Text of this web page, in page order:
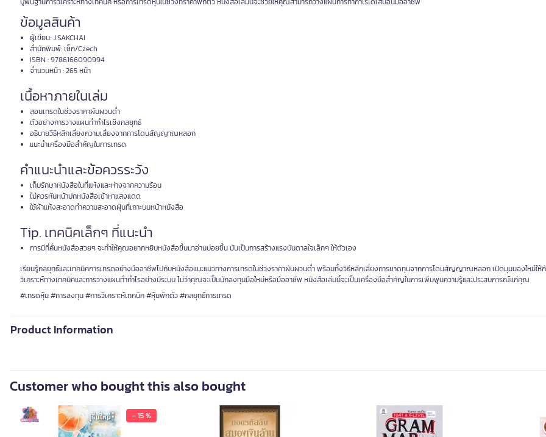
ข้อมูลสินค้า
ผู้เขียน: J.SAKCHAI
สำนักพิมพ์: เช็ก/Czech
ISBN : 9786166090994
จำนวนหน้า : 265 หน้า
เนื้อหาภายในเล่ม
สอนเทรดในช่วงราคาผันผวนต่ำ
ตัวอย่างการวางแผนทำกำไรเชิงกลยุทธ์
อธิบายวิธีหลีกเลี่ยงความเสี่ยงจากการโดนสัญญาณหลอก
แนะนำเครื่องมือสำคัญในการเทรด
คำแนะนำและข้อควรระวัง
เก็บรักษาหนังสือในที่แห้งและห่างจากความร้อน
ไม่ควรหันหน้าปกหนังสือเข้าหาแสงแดด
ใช้ผ้าแห้งสะอาดทำความสะอาดฝุ่นที่เกาะบนหน้าหนังสือ
Tip. เทคนิคเล็กๆ ที่แนะนำ
การมีที่คั่นหนังสือสวยๆ จะทำให้คุณอยากหยิบหนังสือขึ้นมาอ่านบ่อยขึ้น มันเป็นการสร้างแรงบันดาลใจเล็กๆ ให้ตัวเอง
เรียนรู้กลยุทธ์และเทคนิคการเทรดอย่างมืออาชีพไปกับหนังสือแนะแนวทางการเทรดในช่วงราคาผันผวนต่ำ พร้อมทั้งวิธีหลีกเลี่ยงการขาดทุนจากการโดนสัญญาณหลอก เปิดมุมมองใหม่ให้
วิเคราะห์ทางเทคนิคและการวางแผนทำกำไรอย่างมีระบบ ไม่ว่าคุณจะเป็นนักลงทุนมือใหม่หรือมืออาชีพ หนังสือเล่มนี้จะเป็นเครื่องมือสำคัญในการเพิ่มพูนความรู้และประสบการณ์แก่คุณ
#เทรดหุ้น #การลงทุน #การวิเคราะห์เทคนิค #หุ้นพักตัว #กลยุทธ์การเทรด
Product Information
Customer who bought this also bought
- 15 %